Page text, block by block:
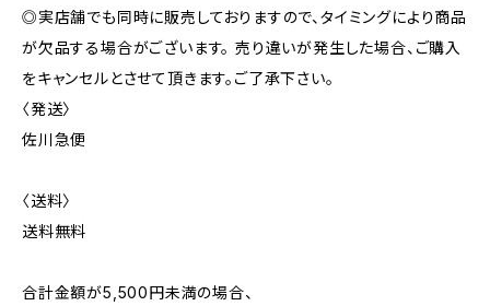
◎実店舗でも同時に販売しておりますので、タイミングにより商品
が欠品する場合がございます。 売り違いが発生した場合、ご購入
をキャンセルとさせて頂きます。ご了承下さい。
〈発送〉
佐川急便
〈送料〉
送料無料
合計金額が5,500円未満の場合、